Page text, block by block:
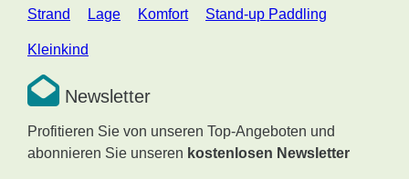
Strand Lage Komfort Stand-up Paddling
Kleinkind
Newsletter
Profitieren Sie von unseren Top-Angeboten und
abonnieren Sie unseren kostenlosen Newsletter